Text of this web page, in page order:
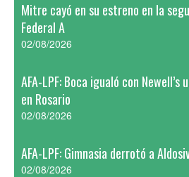
Mitre cayó en su estreno en la
Federal A
02/08/2026
AFA-LPF: Boca igualó con
en Rosario
02/08/2026
AFA-LPF: Gimnasia derrotó a
02/08/2026